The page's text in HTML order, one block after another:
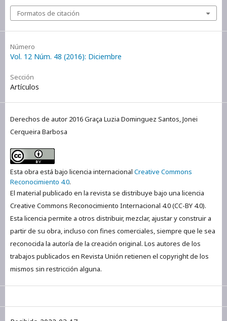
Formatos de citación
Número
Vol. 12 Núm. 48 (2016): Diciembre
Sección
Artículos
Derechos de autor 2016 Graça Luzia Dominguez Santos, Jonei
Cerqueira Barbosa
Esta obra está bajo licencia internacional Creative Commons
Reconocimiento 4.0.
El material publicado en la revista se distribuye bajo una licencia
Creative Commons Reconocimiento Internacional 4.0 (CC-BY 4.0).
Esta licencia permite a otros distribuir, mezclar, ajustar y construir a
partir de su obra, incluso con fines comerciales, siempre que le sea
reconocida la autoría de la creación original. Los autores de los
trabajos publicados en Revista Unión retienen el copyright de los
mismos sin restricción alguna.